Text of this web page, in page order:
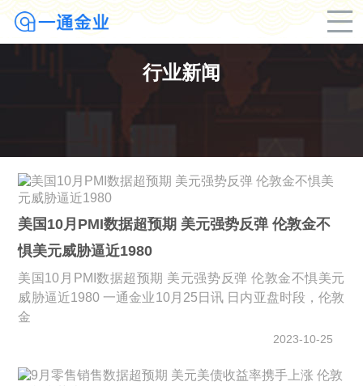
行业新闻
美国10月PMI数据超预期 美元强势反弹 伦敦金不
惧美元威胁逼近1980
美国10月PMI数据超预期 美元强势反弹 伦敦金不惧美元
威胁逼近1980 一通金业10月25日讯 日内亚盘时段，伦敦
金
2023-10-25